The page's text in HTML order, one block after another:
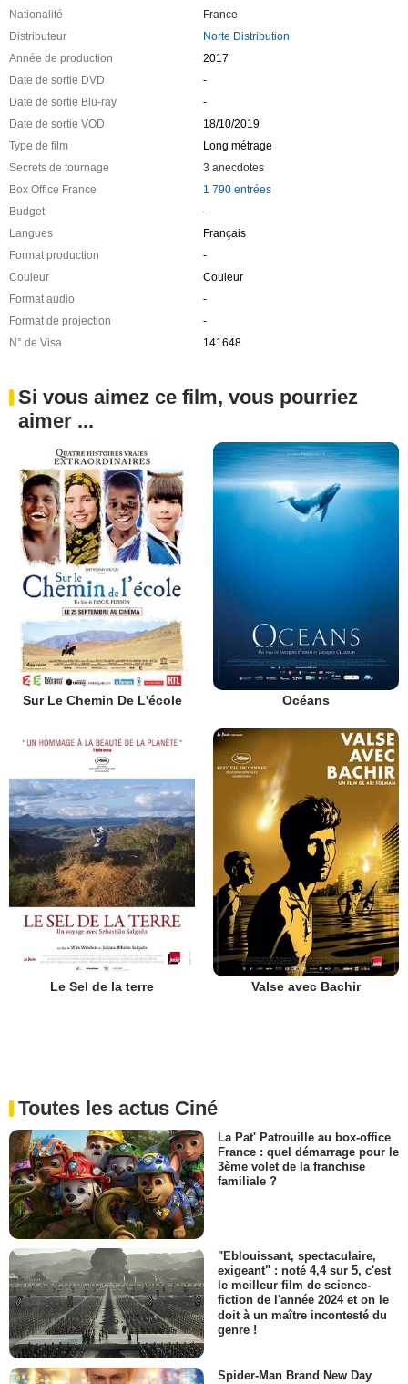
Nationalité
France
Distributeur
Norte Distribution
Année de production
2017
Date de sortie DVD
-
Date de sortie Blu-ray
-
Date de sortie VOD
18/10/2019
Type de film
Long métrage
Secrets de tournage
3 anecdotes
Box Office France
1 790 entrées
Budget
-
Langues
Français
Format production
-
Couleur
Couleur
Format audio
-
Format de projection
-
N° de Visa
141648
Si vous aimez ce film, vous pourriez
aimer ...
Sur Le Chemin De L'école Océans
Le Sel de la terre Valse avec Bachir
Toutes les actus Ciné
La Pat' Patrouille au box-office
France : quel démarrage pour le
3ème volet de la franchise
familiale ?
"Eblouissant, spectaculaire,
exigeant" : noté 4,4 sur 5, c'est
le meilleur film de science-
fiction de l'année 2024 et on le
doit à un maître incontesté du
genre !
Spider-Man Brand New Day